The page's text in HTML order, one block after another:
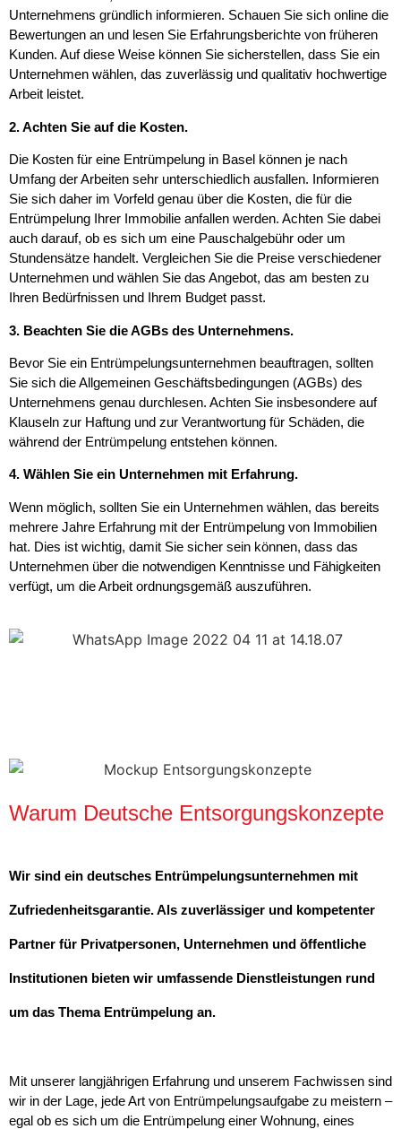
Unternehmens gründlich informieren. Schauen Sie sich online die
Bewertungen an und lesen Sie Erfahrungsberichte von früheren
Kunden. Auf diese Weise können Sie sicherstellen, dass Sie ein
Unternehmen wählen, das zuverlässig und qualitativ hochwertige
Arbeit leistet.
2. Achten Sie auf die Kosten.
Die Kosten für eine Entrümpelung in Basel können je nach
Umfang der Arbeiten sehr unterschiedlich ausfallen. Informieren
Sie sich daher im Vorfeld genau über die Kosten, die für die
Entrümpelung Ihrer Immobilie anfallen werden. Achten Sie dabei
auch darauf, ob es sich um eine Pauschalgebühr oder um
Stundensätze handelt. Vergleichen Sie die Preise verschiedener
Unternehmen und wählen Sie das Angebot, das am besten zu
Ihren Bedürfnissen und Ihrem Budget passt.
3. Beachten Sie die AGBs des Unternehmens.
Bevor Sie ein Entrümpelungsunternehmen beauftragen, sollten
Sie sich die Allgemeinen Geschäftsbedingungen (AGBs) des
Unternehmens genau durchlesen. Achten Sie insbesondere auf
Klauseln zur Haftung und zur Verantwortung für Schäden, die
während der Entrümpelung entstehen können.
4. Wählen Sie ein Unternehmen mit Erfahrung.
Wenn möglich, sollten Sie ein Unternehmen wählen, das bereits
mehrere Jahre Erfahrung mit der Entrümpelung von Immobilien
hat. Dies ist wichtig, damit Sie sicher sein können, dass das
Unternehmen über die notwendigen Kenntnisse und Fähigkeiten
verfügt, um die Arbeit ordnungsgemäß auszuführen.
Warum Deutsche Entsorgungskonzepte
Wir sind ein deutsches Entrümpelungsunternehmen mit
Zufriedenheitsgarantie. Als zuverlässiger und kompetenter
Partner für Privatpersonen, Unternehmen und öffentliche
Institutionen bieten wir umfassende Dienstleistungen rund
um das Thema Entrümpelung an.
Mit unserer langjährigen Erfahrung und unserem Fachwissen sind
wir in der Lage, jede Art von Entrümpelungsaufgabe zu meistern –
egal ob es sich um die Entrümpelung einer Wohnung, eines